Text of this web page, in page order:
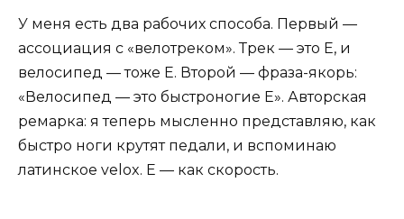
У меня есть два рабочих способа. Первый —
ассоциация с «велотреком». Трек — это Е, и
велосипед — тоже Е. Второй — фраза-якорь:
«Велосипед — это быстроногие Е». Авторская
ремарка: я теперь мысленно представляю, как
быстро ноги крутят педали, и вспоминаю
латинское velox. Е — как скорость.